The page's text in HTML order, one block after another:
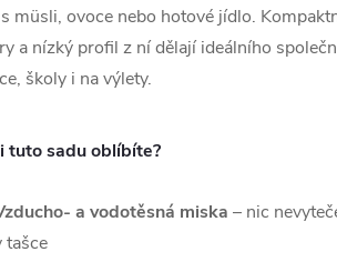
müsli, ovoce nebo hotové jídlo.
a nízký profil z ní dělají ideálního
školy i na výlety.
tuto sadu oblíbíte?
a vodotěsná miska – nic
tašce